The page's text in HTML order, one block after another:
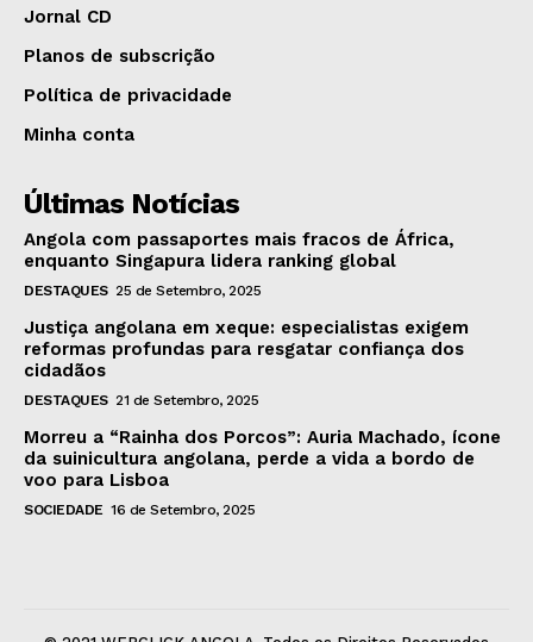
Jornal CD
Planos de subscrição
Política de privacidade
Minha conta
Últimas Notícias
Angola com passaportes mais fracos de África,
enquanto Singapura lidera ranking global
DESTAQUES 25 de Setembro, 2025
Justiça angolana em xeque: especialistas exigem
reformas profundas para resgatar confiança dos
cidadãos
DESTAQUES 21 de Setembro, 2025
Morreu a “Rainha dos Porcos”: Auria Machado, ícone
da suinicultura angolana, perde a vida a bordo de
voo para Lisboa
SOCIEDADE 16 de Setembro, 2025